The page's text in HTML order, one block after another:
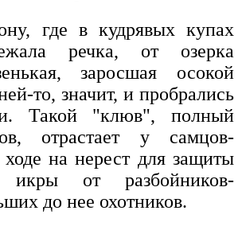
где в кудрявых купах
речка, от озерка
заросшая осокой
то, значит, и пробрались
Такой "клюв", полный
отрастает у самцов-
на нерест для защиты
икры от разбойников-
до нее охотников.